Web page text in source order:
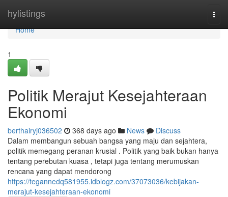
hylistings
Home
Home
1
Politik Merajut Kesejahteraan
Ekonomi
berthairyj036502 368 days ago News
Discuss
Dalam membangun sebuah bangsa yang maju dan sejahtera,
politik memegang peranan krusial . Politik yang baik bukan hanya
tentang perebutan kuasa , tetapi juga tentang merumuskan
rencana yang dapat mendorong
https://tegannedq581955.idblogz.com/37073036/kebijakan-
merajut-kesejahteraan-ekonomi